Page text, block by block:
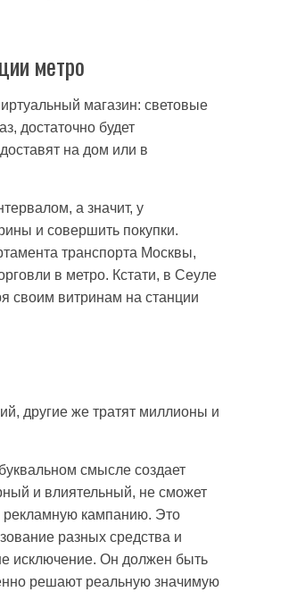
метро
магазин: световые
достаточно будет
на дом или в
а значит, у
и совершить покупки.
транспорта Москвы,
в метро. Кстати, в Сеуле
своим витринам на станции
другие же тратят миллионы и
смысле создает
и влиятельный, не сможет
рекламную кампанию. Это
разных средства и
исключение. Он должен быть
решают реальную значимую